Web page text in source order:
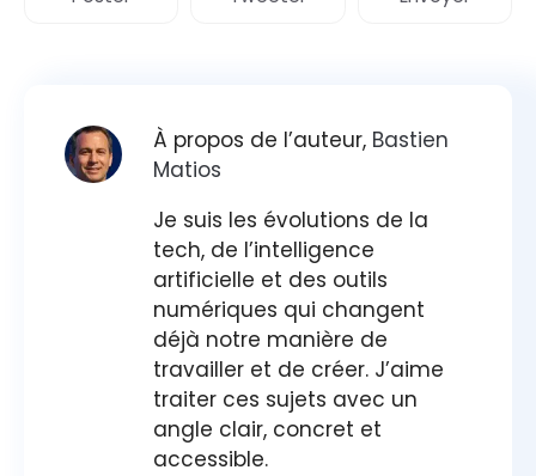
À propos de l’auteur, Bastien
Matios
Je suis les évolutions de la
tech, de l’intelligence
artificielle et des outils
numériques qui changent
déjà notre manière de
travailler et de créer. J’aime
traiter ces sujets avec un
angle clair, concret et
accessible.